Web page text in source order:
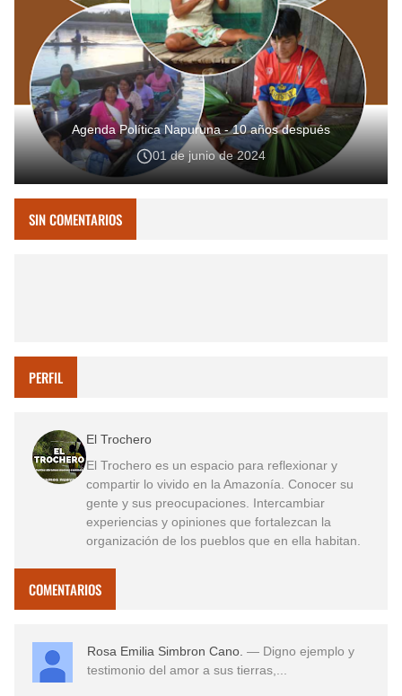
Agenda Política Napuruna - 10 años después
01 de junio de 2024
SIN COMENTARIOS
PERFIL
El Trochero
El Trochero es un espacio para reflexionar y
compartir lo vivido en la Amazonía. Conocer su
gente y sus preocupaciones. Intercambiar
experiencias y opiniones que fortalezcan la
organización de los pueblos que en ella habitan.
COMENTARIOS
Rosa Emilia Simbron Cano. — Digno ejemplo y
testimonio del amor a sus tierras,...